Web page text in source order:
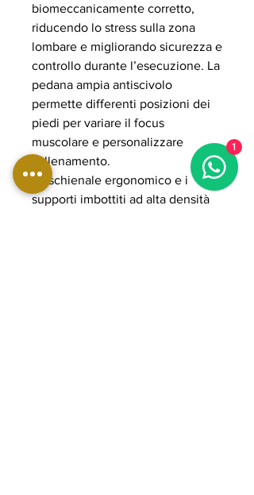
biomeccanicamente corretto,
riducendo lo stress sulla zona
lombare e migliorando sicurezza e
controllo durante l’esecuzione. La
pedana ampia antiscivolo
permette differenti posizioni dei
piedi per variare il focus
muscolare e personalizzare
l’allenamento.
Lo schienale ergonomico e i
supporti imbottiti ad alta densità
1